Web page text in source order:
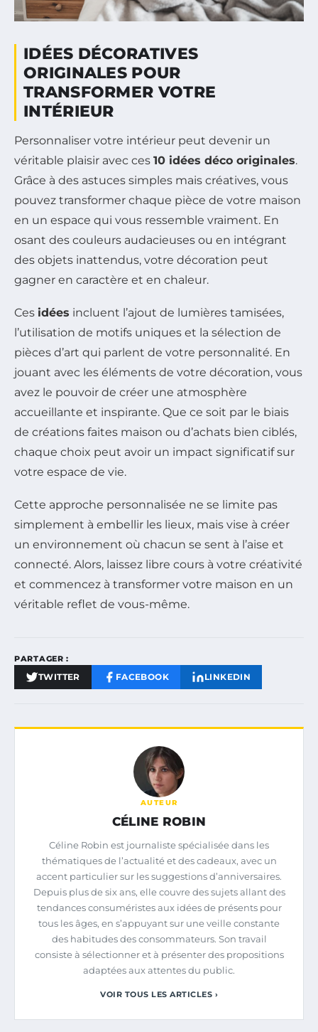
IDÉES DÉCORATIVES
ORIGINALES POUR
TRANSFORMER VOTRE
INTÉRIEUR
Personnaliser votre intérieur peut devenir un
véritable plaisir avec ces 10 idées déco originales.
Grâce à des astuces simples mais créatives, vous
pouvez transformer chaque pièce de votre maison
en un espace qui vous ressemble vraiment. En
osant des couleurs audacieuses ou en intégrant
des objets inattendus, votre décoration peut
gagner en caractère et en chaleur.
Ces idées incluent l’ajout de lumières tamisées,
l’utilisation de motifs uniques et la sélection de
pièces d’art qui parlent de votre personnalité. En
jouant avec les éléments de votre décoration, vous
avez le pouvoir de créer une atmosphère
accueillante et inspirante. Que ce soit par le biais
de créations faites maison ou d’achats bien ciblés,
chaque choix peut avoir un impact significatif sur
votre espace de vie.
Cette approche personnalisée ne se limite pas
simplement à embellir les lieux, mais vise à créer
un environnement où chacun se sent à l’aise et
connecté. Alors, laissez libre cours à votre créativité
et commencez à transformer votre maison en un
véritable reflet de vous-même.
PARTAGER :
TWITTER FACEBOOK LINKEDIN
AUTEUR
CÉLINE ROBIN
Céline Robin est journaliste spécialisée dans les
thématiques de l’actualité et des cadeaux, avec un
accent particulier sur les suggestions d’anniversaires.
Depuis plus de six ans, elle couvre des sujets allant des
tendances consuméristes aux idées de présents pour
tous les âges, en s’appuyant sur une veille constante
des habitudes des consommateurs. Son travail
consiste à sélectionner et à présenter des propositions
adaptées aux attentes du public.
VOIR TOUS LES ARTICLES ›